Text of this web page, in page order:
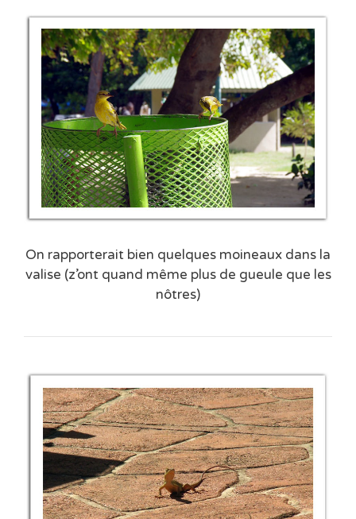
On rapporterait bien quelques moineaux dans la
valise (z’ont quand même plus de gueule que les
nôtres)